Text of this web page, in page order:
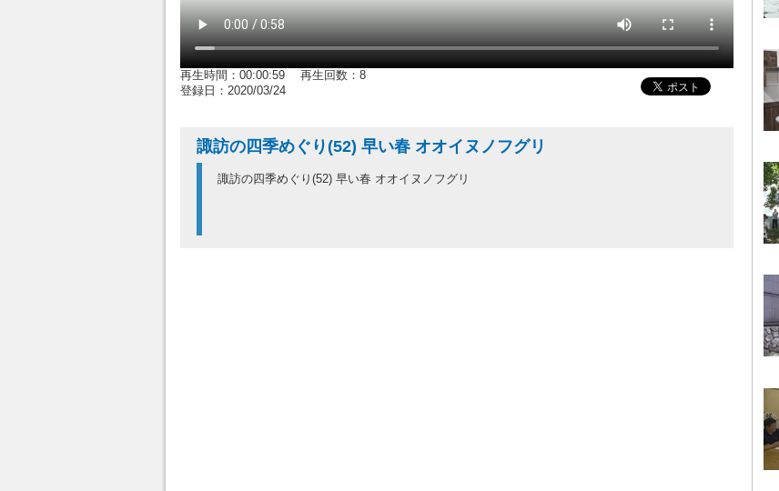
再生時間：00:00:59 再生回数：8
登録日：2020/03/24
諏訪の四季めぐり(52) 早い春 オオイヌノフグリ
諏訪の四季めぐり(52) 早い春 オオイヌノフグリ